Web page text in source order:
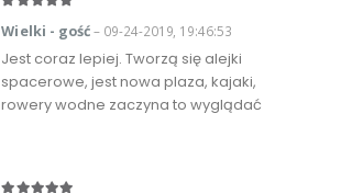
Wielki - gość– 09-24-2019, 19:46:53
Jest coraz lepiej. Tworzą się alejki
spacerowe, jest nowa plaza, kajaki,
rowery wodne zaczyna to wyglądać